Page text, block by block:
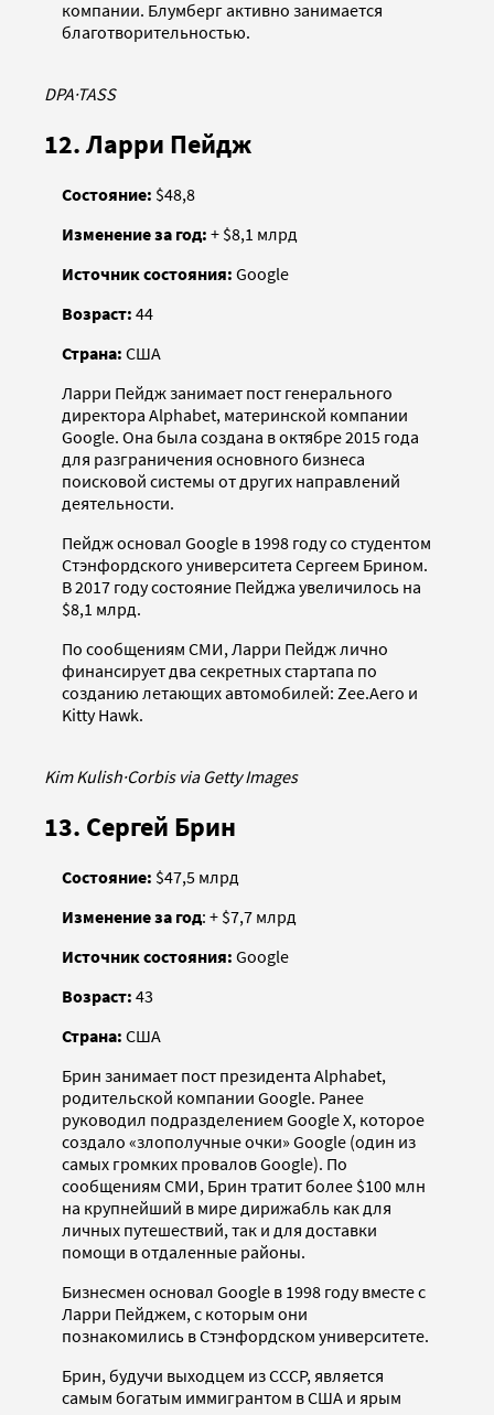
компании. Блумберг активно занимается
благотворительностью.
DPA·TASS
12. Ларри Пейдж
Состояние: $48,8
Изменение за год: + $8,1 млрд
Источник состояния: Google
Возраст: 44
Страна: США
Ларри Пейдж занимает пост генерального
директора Alphabet, материнской компании
Google. Она была создана в октябре 2015 года
для разграничения основного бизнеса
поисковой системы от других направлений
деятельности.
Пейдж основал Google в 1998 году со студентом
Стэнфордского университета Сергеем Брином.
В 2017 году состояние Пейджа увеличилось на
$8,1 млрд.
По сообщениям СМИ, Ларри Пейдж лично
финансирует два секретных стартапа по
созданию летающих автомобилей: Zee.Aero и
Kitty Hawk.
Kim Kulish·Corbis via Getty Images
13. Сергей Брин
Состояние: $47,5 млрд
Изменение за год: + $7,7 млрд
Источник состояния: Google
Возраст: 43
Страна: США
Брин занимает пост президента Alphabet,
родительской компании Google. Ранее
руководил подразделением Google X, которое
создало «злополучные очки» Google (один из
самых громких провалов Google). По
сообщениям СМИ, Брин тратит более $100 млн
на крупнейший в мире дирижабль как для
личных путешествий, так и для доставки
помощи в отдаленные районы.
Бизнесмен основал Google в 1998 году вместе с
Ларри Пейджем, с которым они
познакомились в Стэнфордском университете.
Брин, будучи выходцем из СССР, является
самым богатым иммигрантом в США и ярым